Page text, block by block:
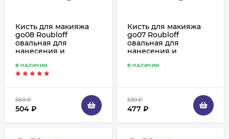
Кисть для макияжа
go08 Roubloff
овальная для
нанесения и
коза белая
В НАЛИЧИИ
560₽
504 ₽
Кисть для макияжа
go07 Roubloff
овальная для
нанесения и
коза белая
В НАЛИЧИИ
530₽
477 ₽